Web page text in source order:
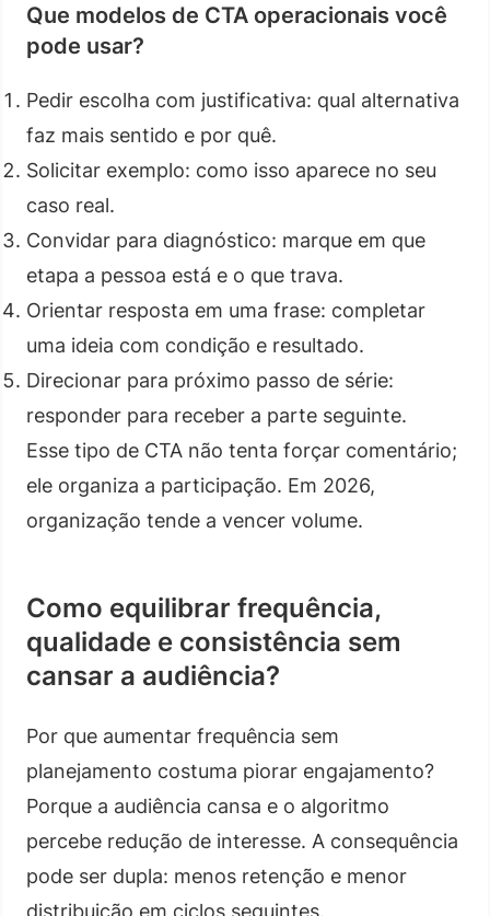
Que modelos de CTA operacionais você
pode usar?
Pedir escolha com justificativa: qual alternativa
faz mais sentido e por quê.
Solicitar exemplo: como isso aparece no seu
caso real.
Convidar para diagnóstico: marque em que
etapa a pessoa está e o que trava.
Orientar resposta em uma frase: completar
uma ideia com condição e resultado.
Direcionar para próximo passo de série:
responder para receber a parte seguinte.
Esse tipo de CTA não tenta forçar comentário;
ele organiza a participação. Em 2026,
organização tende a vencer volume.
Como equilibrar frequência,
qualidade e consistência sem
cansar a audiência?
Por que aumentar frequência sem
planejamento costuma piorar engajamento?
Porque a audiência cansa e o algoritmo
percebe redução de interesse. A consequência
pode ser dupla: menos retenção e menor
distribuição em ciclos seguintes.